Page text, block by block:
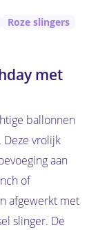
Roze slingers
met
ballonnen
Deze vrolijk
aan
of
afgewerkt met
slinger. De